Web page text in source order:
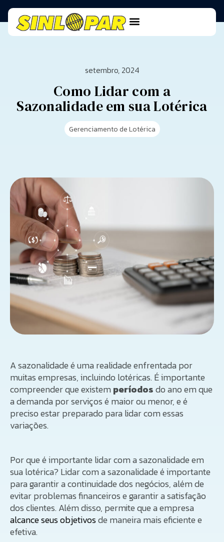
setembro, 2024
Como Lidar com a
Sazonalidade em sua Lotérica
Gerenciamento de Lotérica
A sazonalidade é uma realidade enfrentada por
muitas empresas, incluindo lotéricas. É importante
compreender que existemperíodosdo ano em que
a demanda por serviços é maior ou menor, e é
preciso estar preparado para lidar com essas
variações.
Por que é importante lidar com a sazonalidade em
sua lotérica? Lidar com a sazonalidade é importante
para garantir a continuidade dos negócios, além de
evitar problemas financeiros e garantir a satisfação
dos clientes. Além disso, permite que a empresa
alcance seus objetivosde maneira mais eficiente e
efetiva.